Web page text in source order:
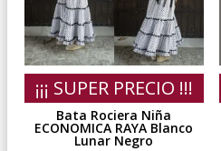
¡¡¡ SUPER PRECIO !!!
Bata Rociera Niña
ECONOMICA RAYA Blanco
Lunar Negro